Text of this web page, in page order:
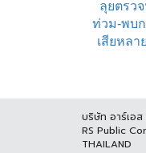
บริษัท อาร์เอ
RS Public
THAILAND